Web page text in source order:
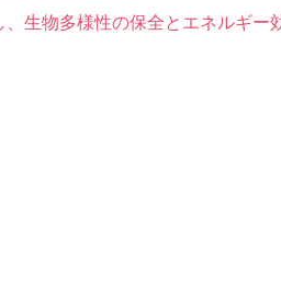
生物多様性の保全とエネルギー